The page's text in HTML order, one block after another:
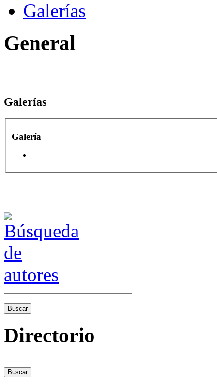
Galerías
General
Galerías
Galería
Directorio